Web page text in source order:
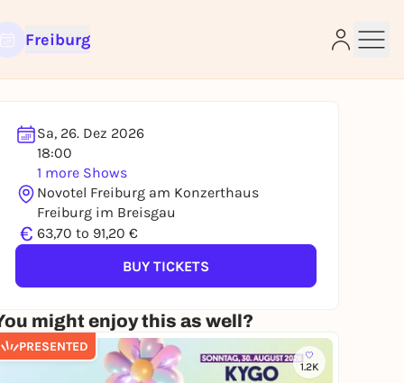
Freiburg
Sa, 26. Dez 2026
18:00
1 more Shows
Novotel Freiburg am Konzerthaus
Freiburg im Breisgau
€ 63,70 to 91,20 €
BUY TICKETS
might enjoy this as well?
PRESENTED
1.2K